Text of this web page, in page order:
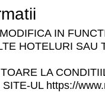
IN
HOTELURI SAU
LA
UL https://